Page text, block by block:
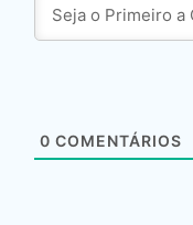
0 COMENTÁRIOS